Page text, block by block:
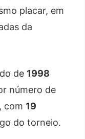
placar, em
da
de 1998
número de
com 19
do torneio.